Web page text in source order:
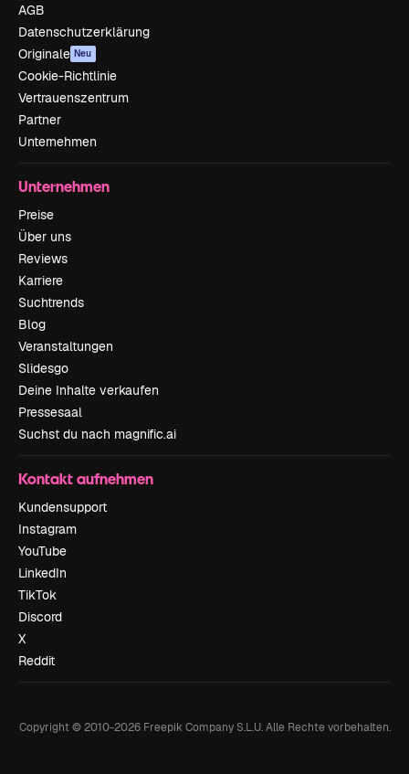
AGB
Datenschutzerklärung
Originale Neu
Cookie-Richtlinie
Vertrauenszentrum
Partner
Unternehmen
Unternehmen
Preise
Über uns
Reviews
Karriere
Suchtrends
Blog
Veranstaltungen
Slidesgo
Deine Inhalte verkaufen
Pressesaal
Suchst du nach magnific.ai
Kontakt aufnehmen
Kundensupport
Instagram
YouTube
LinkedIn
TikTok
Discord
X
Reddit
Copyright © 2010-2026Freepik Company S.L.U. Alle Rechte vorbehalten.